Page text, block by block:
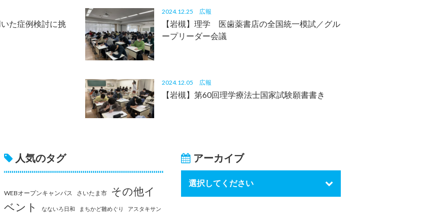
た症例検討に挑
2024.12.25 広報
【岩槻】理学 医歯薬書店の全国統一模試／グル
ープリーダー会議
2024.12.05 広報
【岩槻】第60回理学療法士国家試験願書書き
人気のタグ
WEBオープンキャンパス さいたま市 その他イ
ベント
なないろ日和 まちかど雛めぐり アスタキサン
アーカイブ